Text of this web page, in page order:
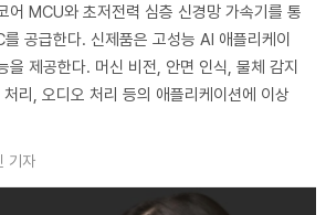
어 MCU와 초저전력 심층 신경망 가속기를 통
공급한다. 신제품은 고성능 AI 애플리케이
을 제공한다. 머신 비전, 안면 인식, 물체 감지
리, 오디오 처리 등의 애플리케이션에 이상
기자